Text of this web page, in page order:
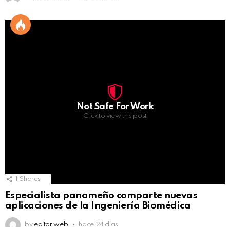
Not Safe For Work
Click to view this post
1 Shares
Especialista panameño comparte nuevas
aplicaciones de la Ingeniería Biomédica
by editor web hace 24 días